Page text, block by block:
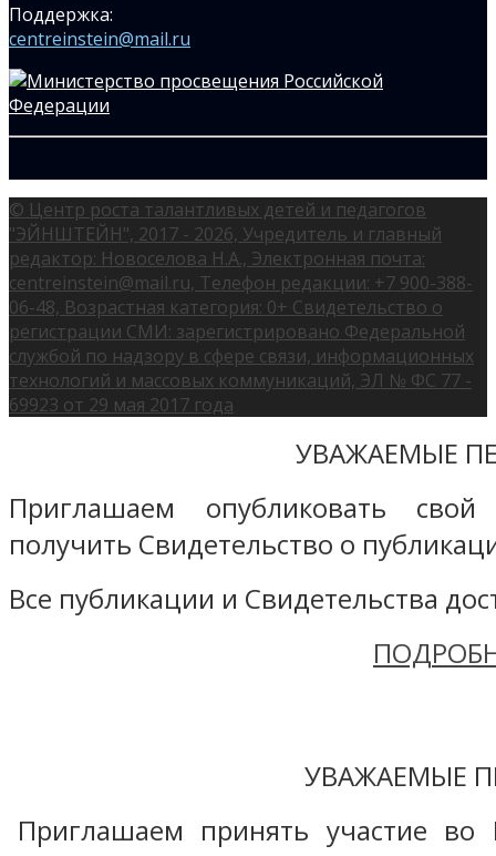
Поддержка:
centreinstein@mail.ru
© Центр роста талантливых детей и педагогов
"ЭЙНШТЕЙН", 2017 - 2026, Учредитель и главный
редактор: Новоселова Н.А., Электронная почта:
centreinstein@mail.ru, Телефон редакции: +7 900-388-
06-48, Возрастная категория: 0+ Свидетельство о
регистрации СМИ: зарегистрировано Федеральной
службой по надзору в сфере связи, информационных
технологий и массовых коммуникаций, ЭЛ № ФС 77 -
69923 от 29 мая 2017 года
УВАЖАЕМЫЕ
Приглашаем опубликовать
получить Свидетельство о
Все публикации и Свидетельства
УВАЖАЕМЫЕ
Приглашаем принять участие во